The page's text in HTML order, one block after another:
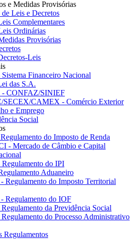
e Medidas Provisórias
de Leis e Decretos
Complementares
Ordinárias
Provisórias
Leis
Financeiro Nacional
das S.A.
- CONFAZ/SINIEF
SECEX/CAMEX - Comércio Exterior
e Emprego
Social
do Imposto de Renda
- Mercado de Câmbio e Capital
do IPI
Aduaneiro
Regulamento do Imposto Territorial
Regulamento do IOF
da Previdência Social
do Processo Administrativo
Regulamentos